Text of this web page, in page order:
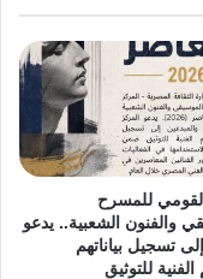
للمسرح
والفنون الشعبية.. يدعو
إلى تسجيل بياناتهم
للتوثيق